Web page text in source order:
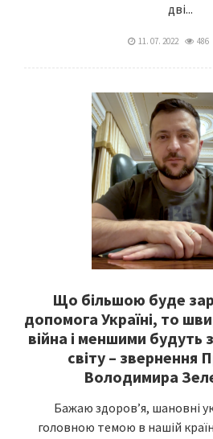
дві...
11. 07. 2022 486
Що більшою буде
допомога Україні, то
війна і меншими будуть
світу – звернення
Володимира
Бажаю здоров’я, шановні
головною темою в нашій